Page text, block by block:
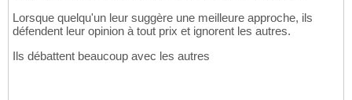
Lorsque quelqu'un leur suggère une meilleure approche, ils
défendent leur opinion à tout prix et ignorent les autres.
Ils débattent beaucoup avec les autres